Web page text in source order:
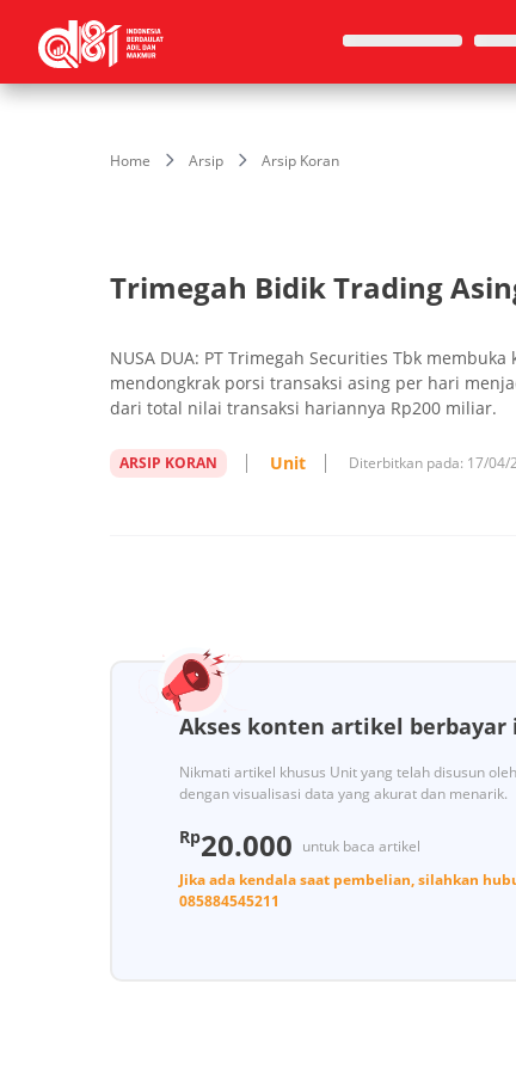
Home Arsip Arsip Koran
Trimegah Bidik Trading
NUSA DUA: PT Trimegah Securities Tbk
mendongkrak porsi transaksi asing per hari
dari total nilai transaksi hariannya Rp200 miliar.
ARSIP KORAN Unit Diterbitkan pada: 17/04/
Akses konten artikel berbayar
Nikmati artikel khusus Unit yang telah disusun
dengan visualisasi data yang akurat dan menarik.
Rp20.000 untuk baca artikel
Jika ada kendala saat pembelian, silahkan
085884545211